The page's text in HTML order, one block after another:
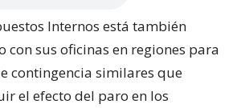
Internos está también
con sus oficinas en regiones para
contingencia similares que
el efecto del paro en los